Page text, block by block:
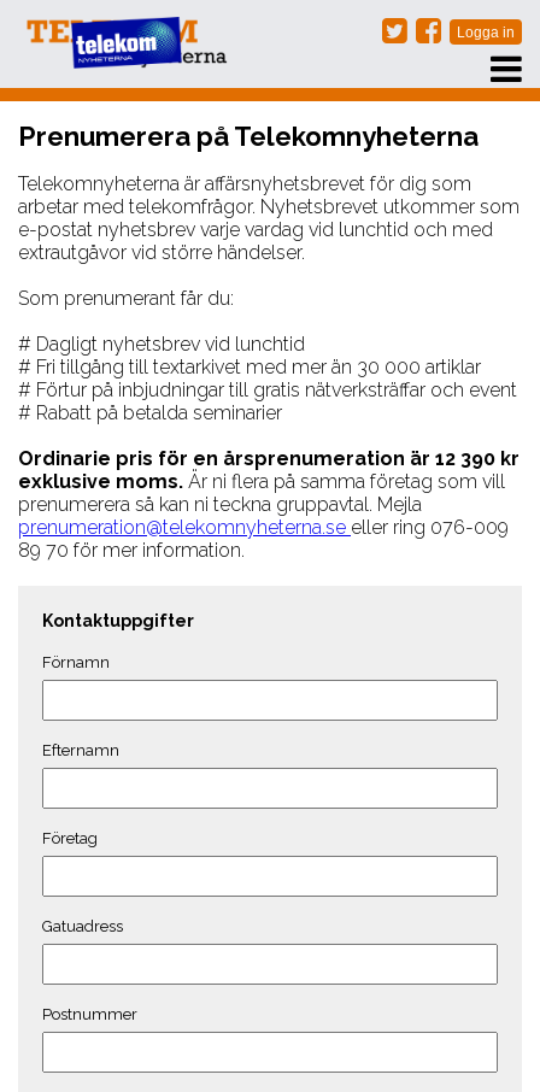
PRENUMERERA
EVENT
NÄTVERKSTRÄFFAR
ARKIV
OM OSS
KONTAKT
Prenumerera på Telekomnyheterna
Telekomnyheterna är affärsnyhetsbrevet för dig som
arbetar med telekomfrågor. Nyhetsbrevet utkommer som
e-postat nyhetsbrev varje vardag vid lunchtid och med
extrautgåvor vid större händelser.
Som prenumerant får du:
# Dagligt nyhetsbrev vid lunchtid
# Fri tillgång till textarkivet med mer än 30 000 artiklar
# Förtur på inbjudningar till gratis nätverksträffar och event
# Rabatt på betalda seminarier
Ordinarie pris för en årsprenumeration är 12 390 kr
exklusive moms. Är ni flera på samma företag som vill
prenumerera så kan ni teckna gruppavtal. Mejla
prenumeration@telekomnyheterna.se eller ring 076-009
89 70 för mer information.
Kontaktuppgifter
Förnamn
Efternamn
Företag
Gatuadress
Postnummer